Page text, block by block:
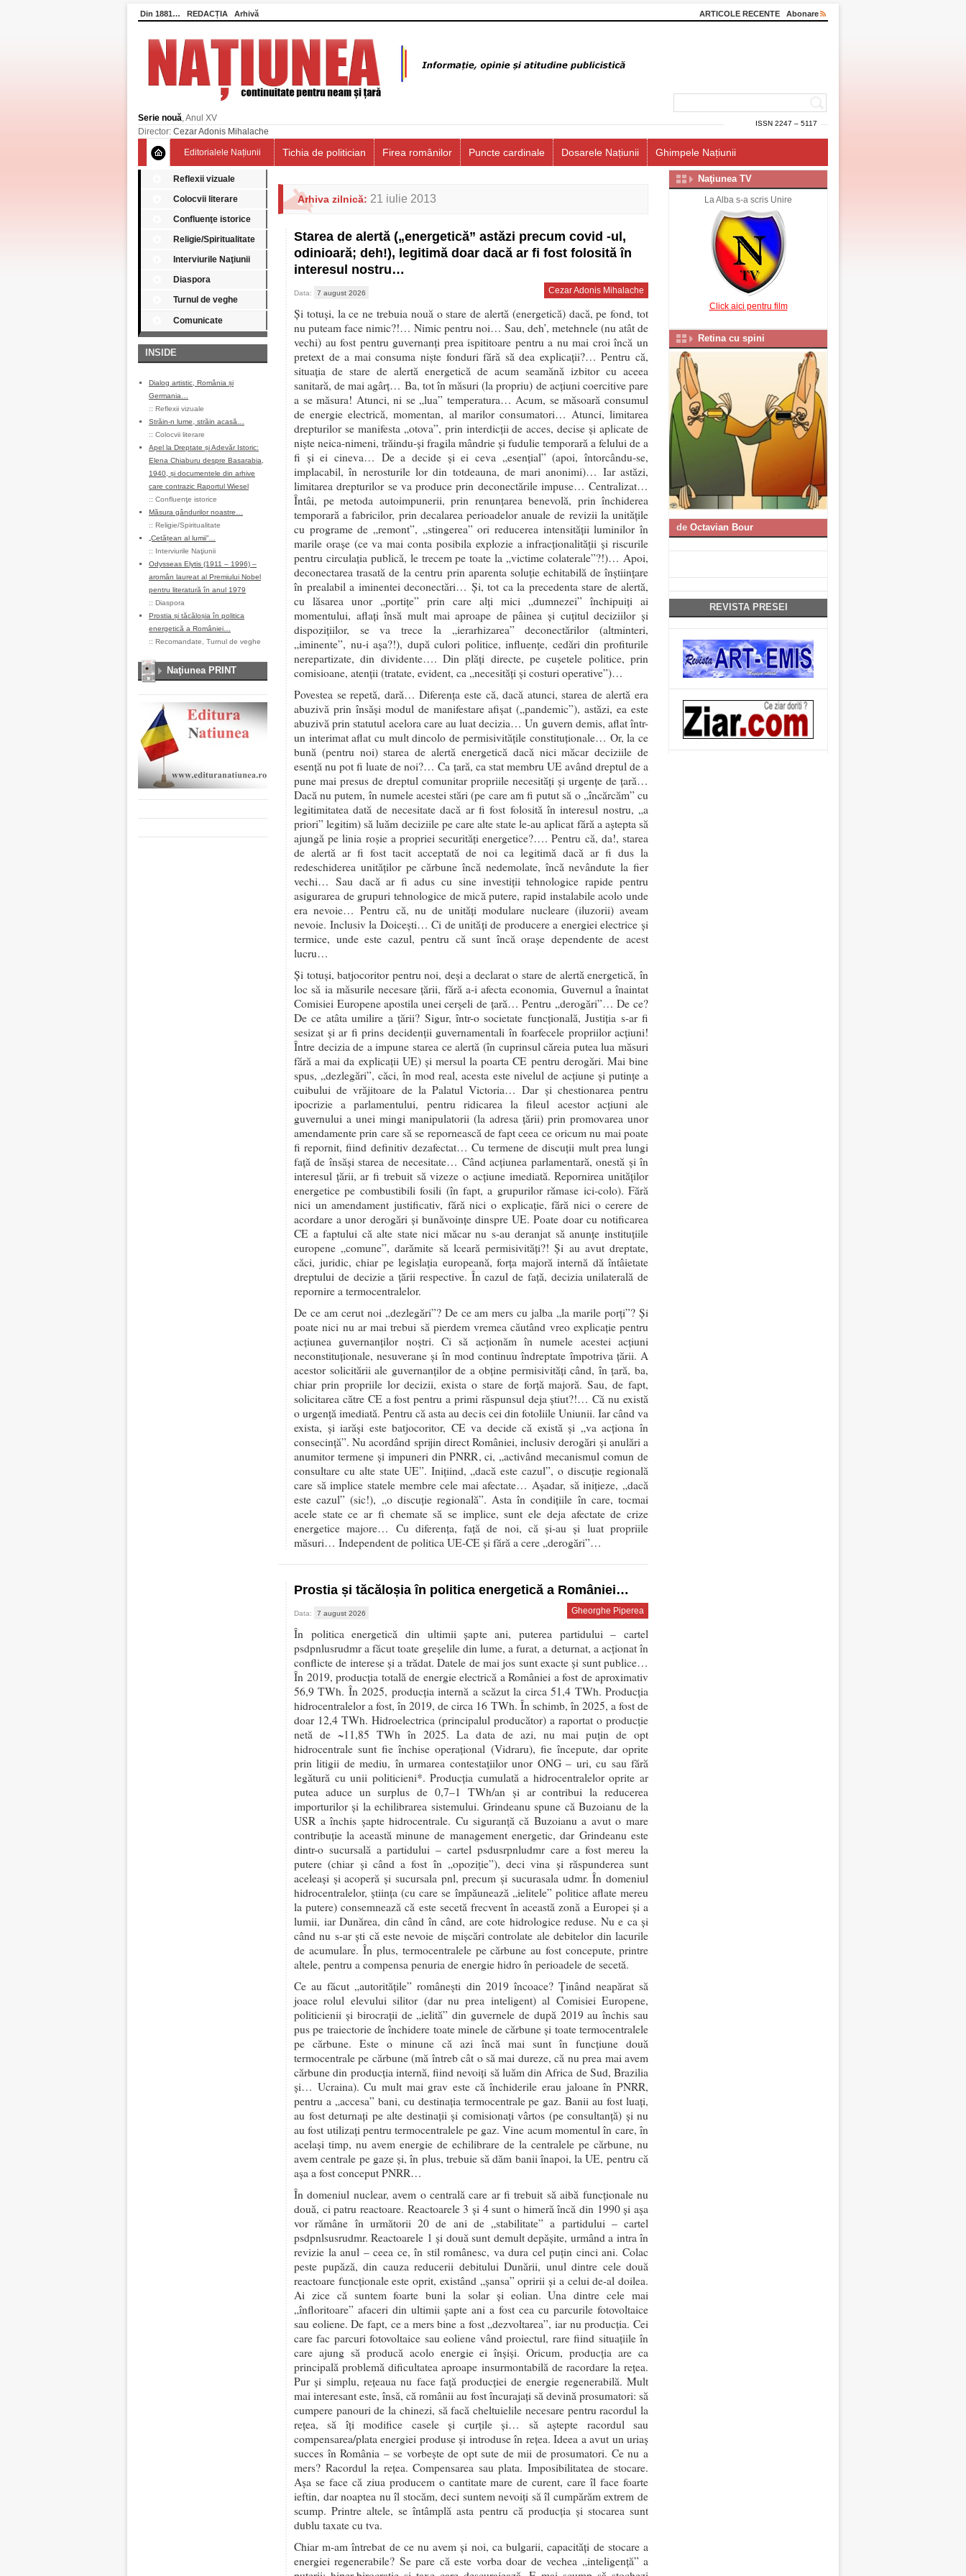
Din 1881… REDACȚIA Arhivă ARTICOLE RECENTE Abonare
ISSN 2247 – 5117
Serie nouă, Anul XV
Director: Cezar Adonis Mihalache
Editorialele Națiunii Tichia de politician Firea românilor Puncte cardinale Dosarele Națiunii Ghimpele Națiunii
Reflexii vizuale
Colocvii literare
Confluenţe istorice
Religie/Spiritualitate
Interviurile Naţiunii
Diaspora
Turnul de veghe
Comunicate
INSIDE
Dialog artistic, România și
Germania…
:: Reflexii vizuale
Străin-n lume, străin acasă…
:: Colocvii literare
Apel la Dreptate și Adevăr Istoric:
Elena Chiaburu despre Basarabia,
1940, și documentele din arhive
care contrazic Raportul Wiesel
:: Confluenţe istorice
Măsura gândurilor noastre…
:: Religie/Spiritualitate
„Cetățean al lumii”…
:: Interviurile Naţiunii
Odysseas Elytis (1911 – 1996) –
aromân laureat al Premiului Nobel
pentru literatură în anul 1979
:: Diaspora
Prostia și tăcăloșia în politica
energetică a României…
:: Recomandate Turnul de veghe
Naţiunea PRINT
Arhiva zilnică: 21 iulie 2013
Starea de alertă („energetică” astăzi precum covid -ul,
odinioară; deh!), legitimă doar dacă ar fi fost folosită în
interesul nostru…
Data: 7 august 2026 Cezar Adonis Mihalache
Și totuși, la ce ne trebuia nouă o stare de alertă (energetică) dacă, pe fond, tot
nu puteam face nimic?!… Nimic pentru noi… Sau, deh’, metehnele (nu atât de
vechi) au fost pentru guvernanți prea ispititoare pentru a nu mai croi încă un
pretext de a mai consuma niște fonduri fără să dea explicații?… Pentru că,
situația de stare de alertă energetică de acum seamănă izbitor cu aceea
sanitară, de mai agârț… Ba, tot în măsuri (la propriu) de acțiuni coercitive pare
a se măsura! Atunci, ni se „lua” temperatura… Acum, se măsoară consumul
de energie electrică, momentan, al marilor consumatori… Atunci, limitarea
drepturilor se manifesta „otova”, prin interdicții de acces, decise și aplicate de
niște neica-nimeni, trăindu-și fragila mândrie și fudulie temporară a felului de a
fi și ei cineva… De a decide și ei ceva „esențial” (apoi, întorcându-se,
implacabil, în nerosturile lor din totdeauna, de mari anonimi)… Iar astăzi,
limitarea drepturilor se va produce prin deconectările impuse… Centralizat…
Întâi, pe metoda autoimpunerii, prin renunțarea benevolă, prin închiderea
temporară a fabricilor, prin decalarea perioadelor anuale de revizii la unitățile
cu programe de „remont”, „stingerea” ori reducerea intensității luminilor în
marile orașe (ce va mai conta posibila explozie a infracționalității și riscurile
pentru circulația publică, le trecem pe toate la „victime colaterale”?!)… Apoi,
deconectarea trasată de la centru prin aparenta soluție echitabilă de înștiințare
în prealabil a iminentei deconectări… Și, tot ca la precedenta stare de alertă,
cu lăsarea unor „portițe” prin care alți mici „dumnezei” închipuiți ai
momentului, aflați însă mult mai aproape de pâinea și cuțitul deciziilor și
dispozițiilor, se va trece la „ierarhizarea” deconectărilor (altminteri,
„iminente”, nu-i așa?!), după culori politice, influențe, cedări din profiturile
nerepartizate, din dividente…. Din plăți directe, pe cușetele politice, prin
comisioane, atenții (tratate, evident, ca „necesități și costuri operative”)…
Povestea se repetă, dară… Diferența este că, dacă atunci, starea de alertă era
abuzivă prin însăși modul de manifestare afișat („pandemic”), astăzi, ea este
abuzivă prin statutul acelora care au luat decizia… Un guvern demis, aflat într-
un interimat aflat cu mult dincolo de permisivitățile constituționale… Or, la ce
bună (pentru noi) starea de alertă energetică dacă nici măcar deciziile de
esență nu pot fi luate de noi?… Ca țară, ca stat membru UE având dreptul de a
pune mai presus de dreptul comunitar propriile necesități și urgențe de țară…
Dacă nu putem, în numele acestei stări (pe care am fi putut să o „încărcăm” cu
legitimitatea dată de necesitate dacă ar fi fost folosită în interesul nostru, „a
priori” legitim) să luăm deciziile pe care alte state le-au aplicat fără a aștepta să
ajungă pe linia roșie a propriei securități energetice?…. Pentru că, da!, starea
de alertă ar fi fost tacit acceptată de noi ca legitimă dacă ar fi dus la
redeschiderea unităților pe cărbune încă nedemolate, încă nevândute la fier
vechi… Sau dacă ar fi adus cu sine investiții tehnologice rapide pentru
asigurarea de grupuri tehnologice de mică putere, rapid instalabile acolo unde
era nevoie… Pentru că, nu de unități modulare nucleare (iluzorii) aveam
nevoie. Inclusiv la Doicești… Ci de unități de producere a energiei electrice și
termice, unde este cazul, pentru că sunt încă orașe dependente de acest
lucru…
Și totuși, batjocoritor pentru noi, deși a declarat o stare de alertă energetică, în
loc să ia măsurile necesare țării, fără a-i afecta economia, Guvernul a înaintat
Comisiei Europene apostila unei cerșeli de țară… Pentru „derogări”… De ce?
De ce atâta umilire a țării? Sigur, într-o societate funcțională, Justiția s-ar fi
sesizat și ar fi prins decidenții guvernamentali în foarfecele propriilor acțiuni!
Între decizia de a impune starea ce alertă (în cuprinsul căreia putea lua măsuri
fără a mai da explicații UE) și mersul la poarta CE pentru derogări. Mai bine
spus, „dezlegări”, căci, în mod real, acesta este nivelul de acțiune și putințe a
cuibului de vrăjitoare de la Palatul Victoria… Dar și chestionarea pentru
ipocrizie a parlamentului, pentru ridicarea la fileul acestor acțiuni ale
guvernului a unei mingi manipulatorii (la adresa țării) prin promovarea unor
amendamente prin care să se repornească de fapt ceea ce oricum nu mai poate
fi repornit, fiind definitiv dezafectat… Cu termene de discuții mult prea lungi
față de însăși starea de necesitate… Când acțiunea parlamentară, onestă și în
interesul țării, ar fi trebuit să vizeze o acțiune imediată. Repornirea unităților
energetice pe combustibili fosili (în fapt, a grupurilor rămase ici-colo). Fără
nici un amendament justificativ, fără nici o explicație, fără nici o cerere de
acordare a unor derogări și bunăvoințe dinspre UE. Poate doar cu notificarea
CE a faptului că alte state nici măcar nu s-au deranjat să anunțe instituțiile
europene „comune”, darămite să lceară permisivități?! Și au avut dreptate,
căci, juridic, chiar pe legislația europeană, forța majoră internă dă întâietate
dreptului de decizie a țării respective. În cazul de față, decizia unilaterală de
repornire a termocentralelor.
De ce am cerut noi „dezlegări”? De ce am mers cu jalba „la marile porți”? Și
poate nici nu ar mai trebui să pierdem vremea căutând vreo explicație pentru
acțiunea guvernanților noștri. Ci să acționăm în numele acestei acțiuni
neconstituționale, nesuverane și în mod continuu îndreptate împotriva țării. A
acestor solicitării ale guvernanților de a obține permisivități când, în țară, ba,
chiar prin propriile lor decizii, exista o stare de forță majoră. Sau, de fapt,
solicitarea către CE a fost pentru a primi răspunsul deja știut?!… Că nu există
o urgență imediată. Pentru că asta au decis cei din fotoliile Uniunii. Iar când va
exista, și iarăși este batjocoritor, CE va decide că există și „va acționa în
consecință”. Nu acordând sprijin direct României, inclusiv derogări și anulări a
anumitor termene și impuneri din PNRR, ci, „activând mecanismul comun de
consultare cu alte state UE”. Inițiind, „dacă este cazul”, o discuție regională
care să implice statele membre cele mai afectate… Așadar, să inițieze, „dacă
este cazul” (sic!), „o discuție regională”. Asta în condițiile în care, tocmai
acele state ce ar fi chemate să se implice, sunt ele deja afectate de crize
energetice majore… Cu diferența, față de noi, că și-au și luat propriile
măsuri… Independent de politica UE-CE și fără a cere „derogări”…
Prostia și tăcăloșia în politica energetică a României…
Data: 7 august 2026 Gheorghe Piperea
În politica energetică din ultimii șapte ani, puterea partidului – cartel
psdpnlusrudmr a făcut toate greșelile din lume, a furat, a deturnat, a acționat în
conflicte de interese și a trădat. Datele de mai jos sunt exacte și sunt publice…
În 2019, producția totală de energie electrică a României a fost de aproximativ
56,9 TWh. În 2025, producția internă a scăzut la circa 51,4 TWh. Producția
hidrocentralelor a fost, în 2019, de circa 16 TWh. În schimb, în 2025, a fost de
doar 12,4 TWh. Hidroelectrica (principalul producător) a raportat o producție
netă de ~11,85 TWh în 2025. La data de azi, nu mai puțin de opt
hidrocentrale sunt fie închise operațional (Vidraru), fie începute, dar oprite
prin litigii de mediu, în urmarea contestațiilor unor ONG – uri, cu sau fără
legătură cu unii politicieni*. Producția cumulată a hidrocentralelor oprite ar
putea aduce un surplus de 0,7–1 TWh/an și ar contribui la reducerea
importurilor și la echilibrarea sistemului. Grindeanu spune că Buzoianu de la
USR a închis șapte hidrocentrale. Cu siguranță că Buzoianu a avut o mare
contribuție la această minune de management energetic, dar Grindeanu este
dintr-o sucursală a partidului – cartel psdusrpnludmr care a fost mereu la
putere (chiar și când a fost în „opoziție”), deci vina și răspunderea sunt
aceleași și acoperă și sucursala pnl, precum și sucurasala udmr. În domeniul
hidrocentralelor, știința (cu care se împăunează „ielitele” politice aflate mereu
la putere) consemnează că este secetă frecvent în această zonă a Europei și a
lumii, iar Dunărea, din când în când, are cote hidrologice reduse. Nu e ca și
când nu s-ar ști că este nevoie de mișcări controlate ale debitelor din lacurile
de acumulare. În plus, termocentralele pe cărbune au fost concepute, printre
altele, pentru a compensa penuria de energie hidro în perioadele de secetă.
Ce au făcut „autoritățile” românești din 2019 încoace? Ținând neapărat să
joace rolul elevului silitor (dar nu prea inteligent) al Comisiei Europene,
politicienii și birocrații de „ielită” din guvernele de după 2019 au închis sau
pus pe traiectorie de închidere toate minele de cărbune și toate termocentralele
pe cărbune. Este o minune că azi încă mai sunt în funcțiune două
termocentrale pe cărbune (mă întreb cât o să mai dureze, că nu prea mai avem
cărbune din producția internă, fiind nevoiți să luăm din Africa de Sud, Brazilia
și… Ucraina). Cu mult mai grav este că închiderile erau jaloane în PNRR,
pentru a „accesa” bani, cu destinația termocentrale pe gaz. Banii au fost luați,
au fost deturnați pe alte destinații și comisionați vârtos (pe consultanță) și nu
au fost utilizați pentru termocentralele pe gaz. Vine acum momentul în care, în
același timp, nu avem energie de echilibrare de la centralele pe cărbune, nu
avem centrale pe gaze și, în plus, trebuie să dăm banii înapoi, la UE, pentru că
așa a fost conceput PNRR…
În domeniul nuclear, avem o centrală care ar fi trebuit să aibă funcționale nu
două, ci patru reactoare. Reactoarele 3 și 4 sunt o himeră încă din 1990 și așa
vor rămâne în următorii 20 de ani de „stabilitate” a partidului – cartel
psdpnlsusrudmr. Reactoarele 1 și două sunt demult depășite, urmând a intra în
revizie la anul – ceea ce, în stil românesc, va dura cel puțin cinci ani. Colac
peste pupăză, din cauza reducerii debitului Dunării, unul dintre cele două
reactoare funcționale este oprit, existând „șansa” opririi și a celui de-al doilea.
Ai zice că suntem foarte buni la solar și eolian. Una dintre cele mai
„înfloritoare” afaceri din ultimii șapte ani a fost cea cu parcurile fotovoltaice
sau eoliene. De fapt, ce a mers bine a fost „dezvoltarea”, iar nu producția. Cei
care fac parcuri fotovoltaice sau eoliene vând proiectul, rare fiind situațiile în
care ajung să producă acolo energie ei înșiși. Oricum, producția are ca
principală problemă dificultatea aproape insurmontabilă de racordare la rețea.
Pur și simplu, rețeaua nu face față producției de energie regenerabilă. Mult
mai interesant este, însă, că românii au fost încurajați să devină prosumatori: să
cumpere panouri de la chinezi, să facă cheltuielile necesare pentru racordul la
rețea, să îți modifice casele și curțile și… să aștepte racordul sau
compensarea/plata energiei produse și introduse în rețea. Ideea a avut un uriaș
succes în România – se vorbește de opt sute de mii de prosumatori. Ce nu a
mers? Racordul la rețea. Compensarea sau plata. Imposibilitatea de stocare.
Așa se face că ziua producem o cantitate mare de curent, care îl face foarte
ieftin, dar noaptea nu îl stocăm, deci suntem nevoiți să îl cumpărăm extrem de
scump. Printre altele, se întâmplă asta pentru că producția și stocarea sunt
dublu taxate cu tva.
Chiar m-am întrebat de ce nu avem și noi, ca bulgarii, capacități de stocare a
energiei regenerabile? Se pare că este vorba doar de vechea „inteligență” a
Naţiunea TV
La Alba s-a scris Unire
Click aici pentru film
Retina cu spini
de Octavian Bour
REVISTA PRESEI